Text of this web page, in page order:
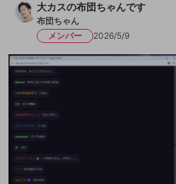
大カスの布団ちゃんです
布団ちゃん
メンバー
2026/5/9